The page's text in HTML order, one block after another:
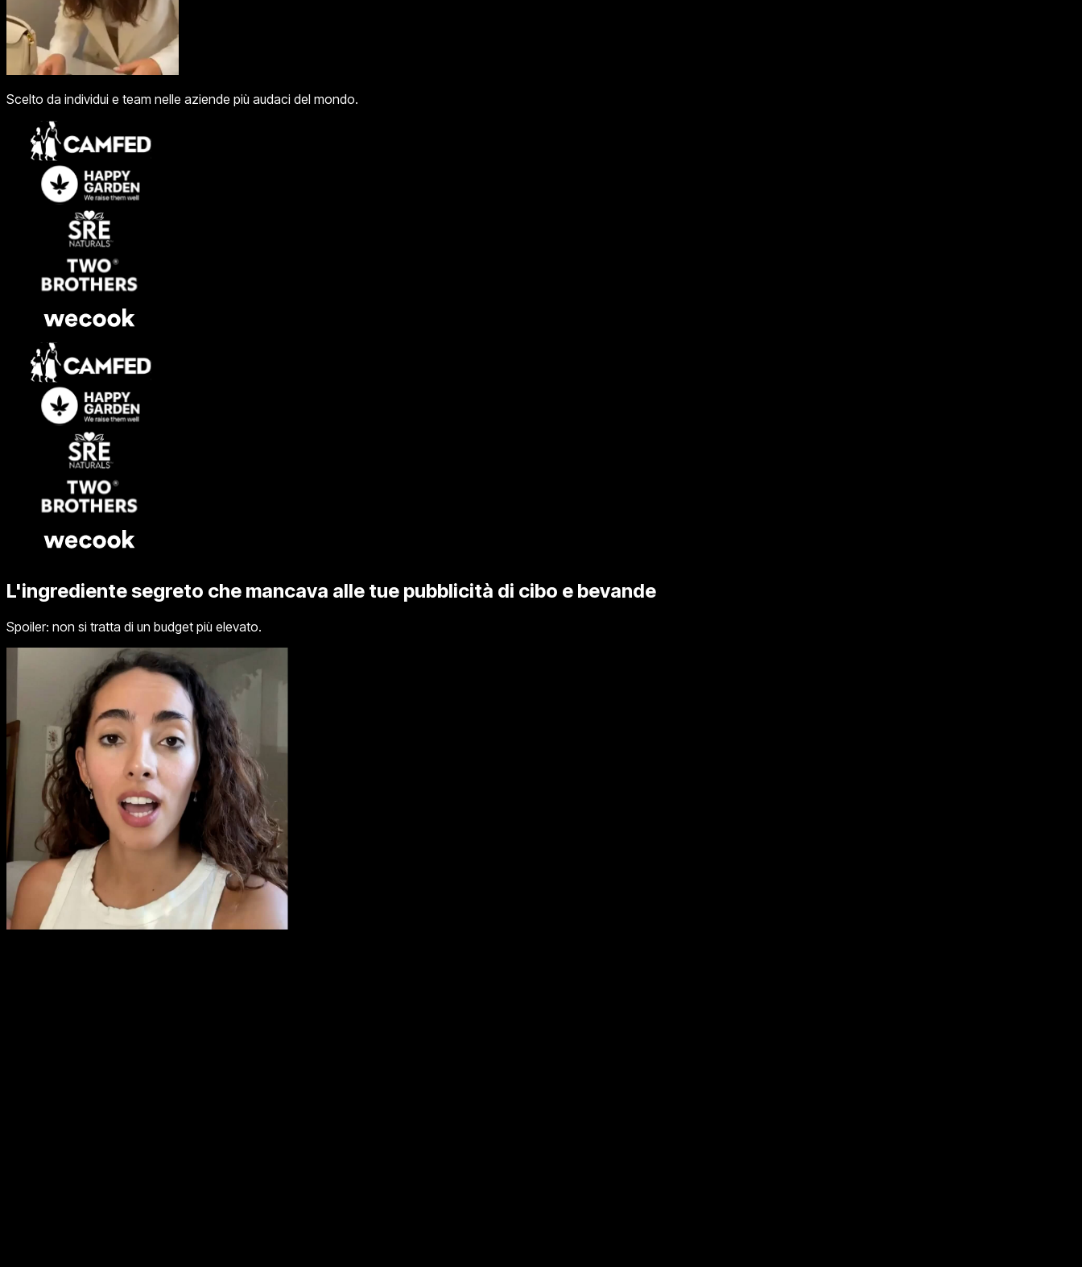
Scelto da individui e team nelle aziende più audaci del mondo.
L'ingrediente segreto che mancava alle tue pubblicità di cibo e bevande
Spoiler: non si tratta di un budget più elevato.